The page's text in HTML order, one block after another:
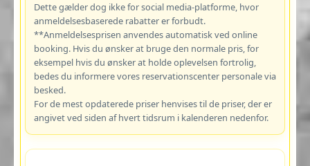
Dette gælder dog ikke for social media-platforme, hvor
anmeldelsesbaserede rabatter er forbudt.
**Anmeldelsesprisen anvendes automatisk ved online
booking. Hvis du ønsker at bruge den normale pris, for
eksempel hvis du ønsker at holde oplevelsen fortrolig,
bedes du informere vores reservationscenter personale via
besked.
For de mest opdaterede priser henvises til de priser, der er
angivet ved siden af hvert tidsrum i kalenderen nedenfor.